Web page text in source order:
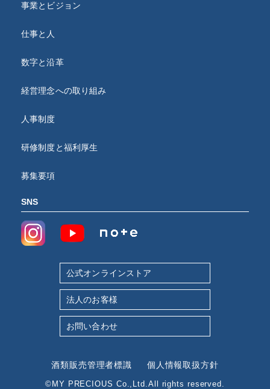
事業とビジョン
仕事と人
数字と沿革
経営理念への取り組み
人事制度
研修制度と福利厚生
募集要項
SNS
公式オンラインストア
法人のお客様
お問い合わせ
酒類販売管理者標識 個人情報取扱方針
©MY PRECIOUS Co.,Ltd.All rights reserved.